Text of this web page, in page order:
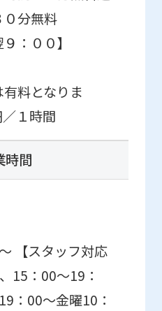
分無料
：００】
料となりま
１時間
時間
【スタッフ対応
15：00～19：
：00～金曜10：
original
content.
ask
that
you
fully
understand
the
service.